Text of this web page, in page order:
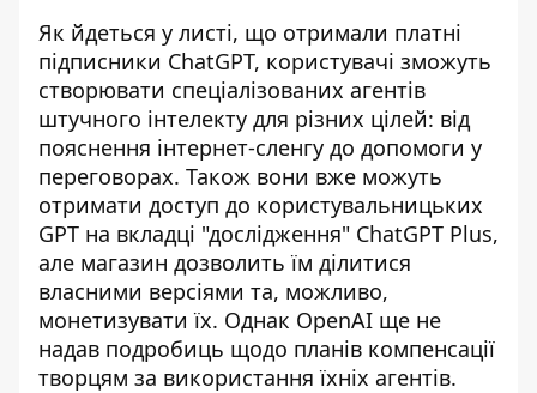
Як йдеться у листі, що отримали платні
підписники ChatGPT, користувачі зможуть
створювати спеціалізованих агентів
штучного інтелекту для різних цілей: від
пояснення інтернет-сленгу до допомоги у
переговорах. Також вони вже можуть
отримати доступ до користувальницьких
GPT на вкладці "дослідження" ChatGPT Plus,
але магазин дозволить їм ділитися
власними версіями та, можливо,
монетизувати їх. Однак OpenAI ще не
надав подробиць щодо планів компенсації
творцям за використання їхніх агентів.